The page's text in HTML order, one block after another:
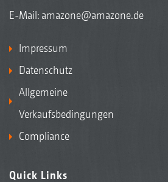
E-Mail: amazone@amazone.de
Impressum
Datenschutz
Allgemeine
Verkaufsbedingungen
Compliance
Quick Links